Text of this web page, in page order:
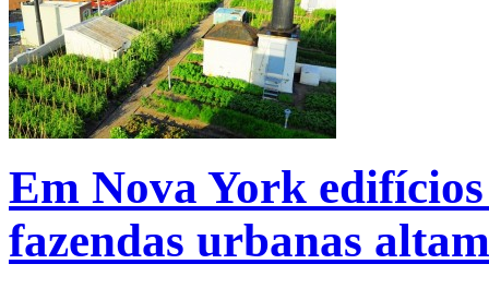
Em Nova York
fazendas urbanas